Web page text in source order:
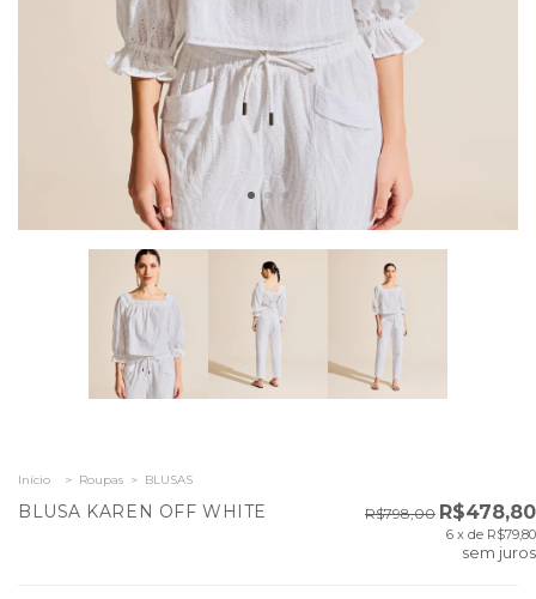
Início > Roupas > BLUSAS
BLUSA KAREN OFF WHITE R$798,00 R$478,80
6 x de R$79,80
sem juros